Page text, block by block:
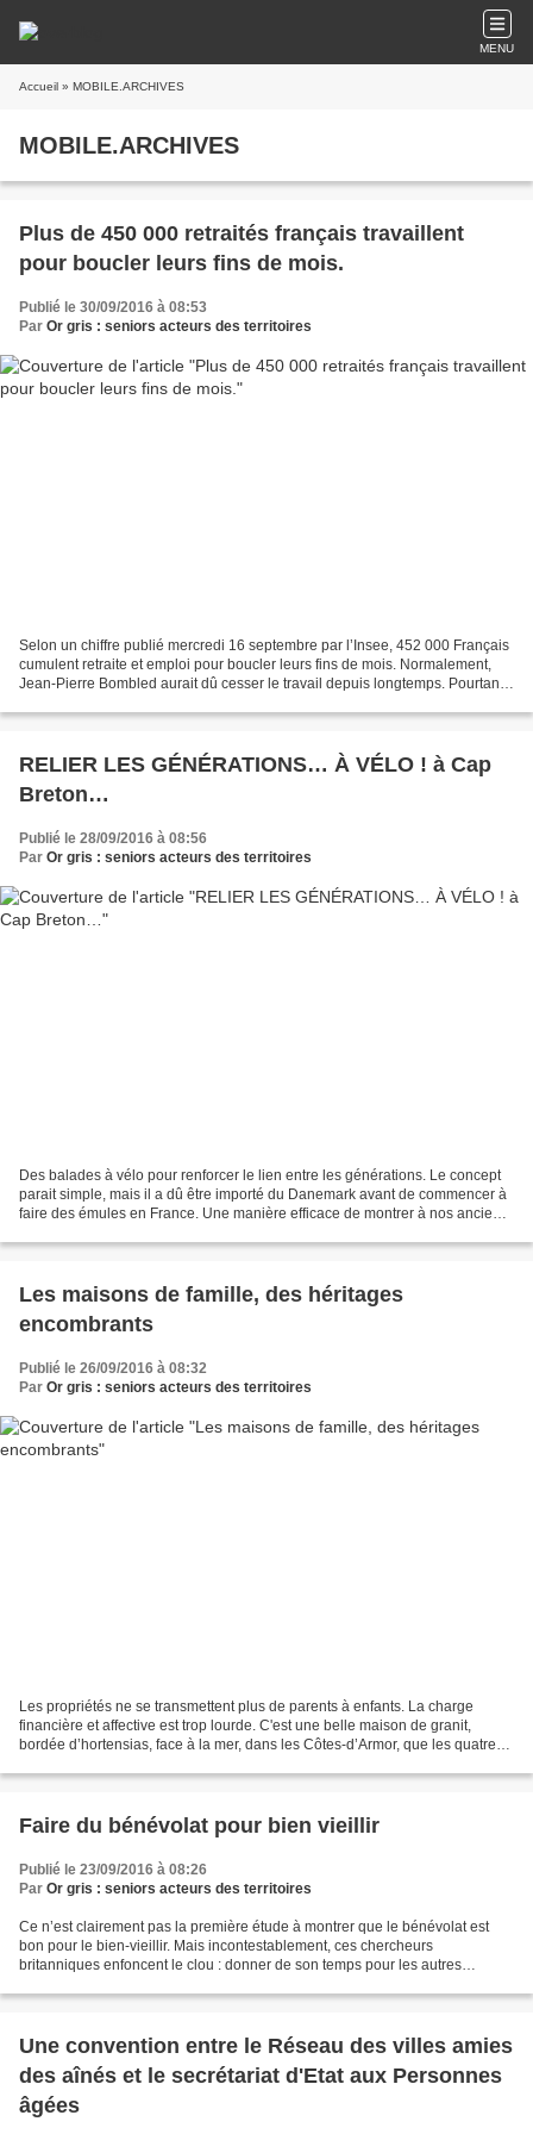
MENU
Accueil » MOBILE.ARCHIVES
MOBILE.ARCHIVES
Plus de 450 000 retraités français travaillent
pour boucler leurs fins de mois.
Publié le 30/09/2016 à 08:53
Par Or gris : seniors acteurs des territoires
Selon un chiffre publié mercredi 16 septembre par l’Insee, 452 000 Français
cumulent retraite et emploi pour boucler leurs fins de mois. Normalement,
Jean-Pierre Bombled aurait dû cesser le travail depuis longtemps. Pourtant,
RELIER LES GÉNÉRATIONS… À VÉLO ! à Cap
Breton…
Publié le 28/09/2016 à 08:56
Par Or gris : seniors acteurs des territoires
Des balades à vélo pour renforcer le lien entre les générations. Le concept
parait simple, mais il a dû être importé du Danemark avant de commencer à
faire des émules en France. Une manière efficace de montrer à nos anciens
Les maisons de famille, des héritages
encombrants
Publié le 26/09/2016 à 08:32
Par Or gris : seniors acteurs des territoires
Les propriétés ne se transmettent plus de parents à enfants. La charge
financière et affective est trop lourde. C'est une belle maison de granit,
bordée d’hortensias, face à la mer, dans les Côtes-d’Armor, que les quatre
Faire du bénévolat pour bien vieillir
Publié le 23/09/2016 à 08:26
Par Or gris : seniors acteurs des territoires
Ce n’est clairement pas la première étude à montrer que le bénévolat est
bon pour le bien-vieillir. Mais incontestablement, ces chercheurs
britanniques enfoncent le clou : donner de son temps pour les autres
Une convention entre le Réseau des villes amies
des aînés et le secrétariat d'Etat aux Personnes
âgées